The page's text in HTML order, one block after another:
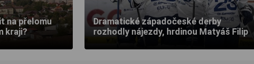
na přelomu
kraji?
Dramatické západočeské derby
rozhodly nájezdy, hrdinou Matyáš Filip